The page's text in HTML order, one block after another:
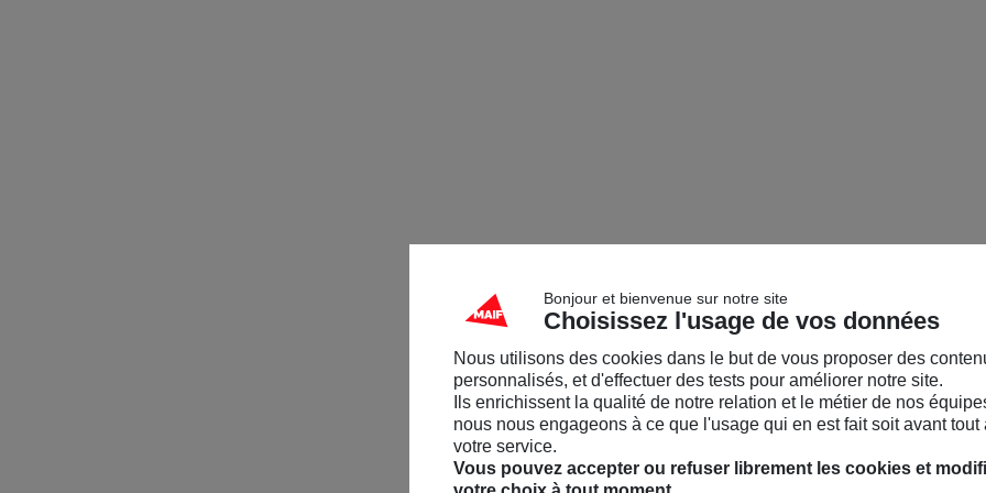
Bonjour et bienvenue sur notre site
Choisissez l'usage de vos données
Nous utilisons des cookies dans le but de vous proposer des
personnalisés, et d'effectuer des tests pour améliorer notre site.
Ils enrichissent la qualité de notre relation et le métier de nos
nous nous engageons à ce que l'usage qui en est fait soit avant tout
votre service.
Vous pouvez accepter ou refuser librement les cookies et